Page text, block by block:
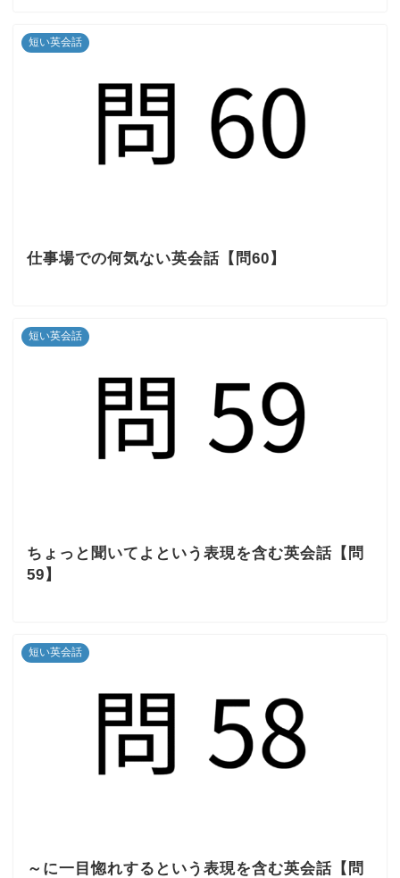
短い英会話
仕事場での何気ない英会話【問60】
短い英会話
ちょっと聞いてよという表現を含む英会話【問
59】
短い英会話
～に一目惚れするという表現を含む英会話【問